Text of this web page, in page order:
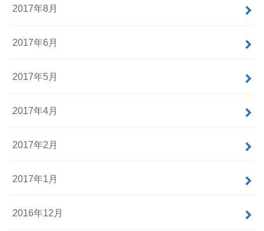
2017年8月
2017年6月
2017年5月
2017年4月
2017年2月
2017年1月
2016年12月